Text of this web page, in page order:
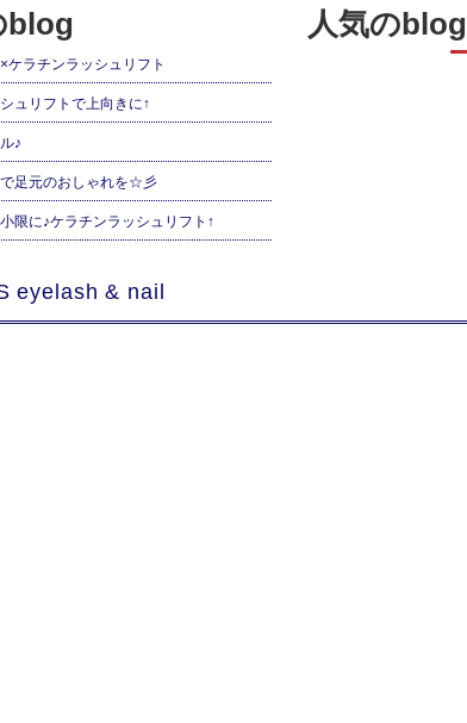
blog
ケラチンラッシュリフト
ュリフトで上向きに↑
♪
足元のおしゃれを☆彡
限に♪ケラチンラッシュリフト↑
人気のblog
eyelash & nail